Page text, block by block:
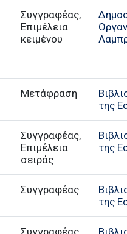
Συγγραφέας,
Επιμέλεια
κειμένου
Μετάφραση
της
Συγγραφέας,
Επιμέλεια
σειράς
της
Συγγραφέας
της
Συγγραφέας,